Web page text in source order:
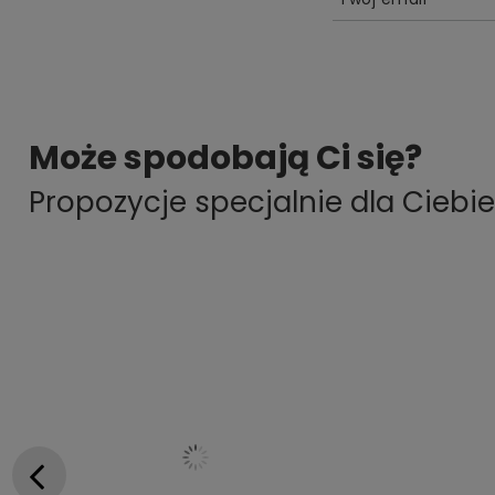
Może spodobają Ci się?
Propozycje specjalnie dla Ciebie